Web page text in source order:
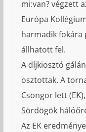
mi:van? végzett
Európa
harmadik fokára
állhatott fel.
A díjkiosztó
osztottak. A
Csongor lett
Sördögök
Az EK